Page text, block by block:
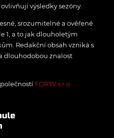
výsledky sezóny.
srozumitelné a ověřené
1, a to jak dlouholetým
Redakční obsah vzniká s
dlouhodobou znalost
FORTV s.r.o.